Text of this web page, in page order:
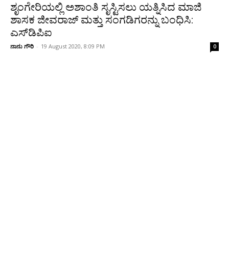
ಶೃಂಗೇರಿಯಲ್ಲಿ ಅಶಾಂತಿ ಸೃಸ್ಟಿಸಲು ಯತ್ನಿಸಿದ ಮಾಜಿ
ಶಾಸಕ ಜೀವರಾಜ್ ಮತ್ತು ಸಂಗಡಿಗರನ್ನು ಬಂಧಿಸಿ:
ಎಸ್‌ಡಿಪಿಐ
ನಾನು ಗೌರಿ - 19 August 2020, 8:09 PM 0